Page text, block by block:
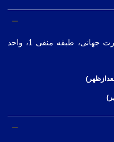
میدان فردوسی، مجتمع تجارت جهانی، طبقه منفی 1، واحد